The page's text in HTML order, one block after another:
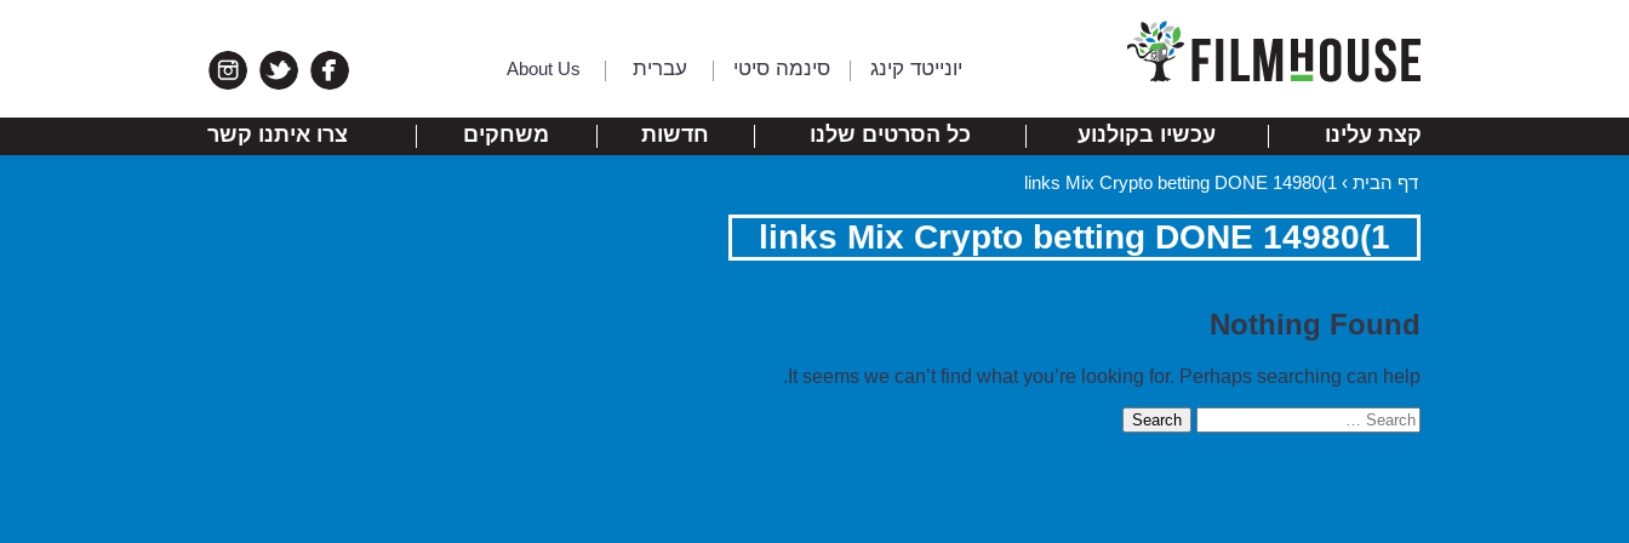
יונייטד קינג סינמה סיטי עברית About Us
קצת עלינו עכשיו בקולנוע כל הסרטים שלנו חדשות משחקים צרו איתנו קשר
דף הבית ›
1)14980 links Mix Crypto betting DONE
1)14980 links Mix Crypto betting DONE
Nothing Found
It seems we can’t find what you’re looking for. Perhaps searching can help.
Search
for: